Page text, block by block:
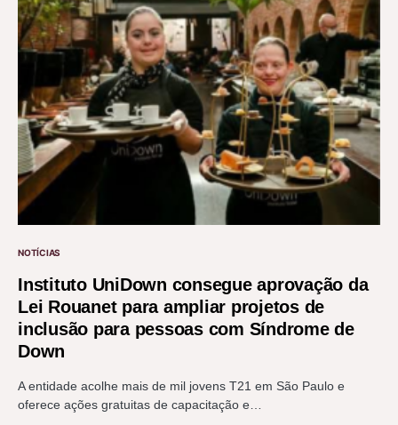
NOTÍCIAS
Instituto UniDown consegue aprovação da
Lei Rouanet para ampliar projetos de
inclusão para pessoas com Síndrome de
Down
A entidade acolhe mais de mil jovens T21 em São Paulo e
oferece ações gratuitas de capacitação e…